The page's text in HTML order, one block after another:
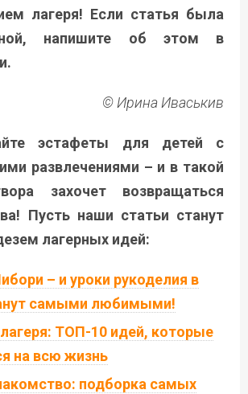
лагеря! Если статья была
напишите об этом в
© Ирина Иваськив
эстафеты для детей с
развлечениями – и в такой
захочет возвращаться
Пусть наши статьи станут
лагерных идей:
– и уроки рукоделия в
самыми любимыми!
ТОП-10 идей, которые
на всю жизнь
подборка самых